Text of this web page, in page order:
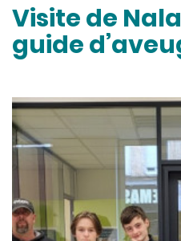
Visite de
guide